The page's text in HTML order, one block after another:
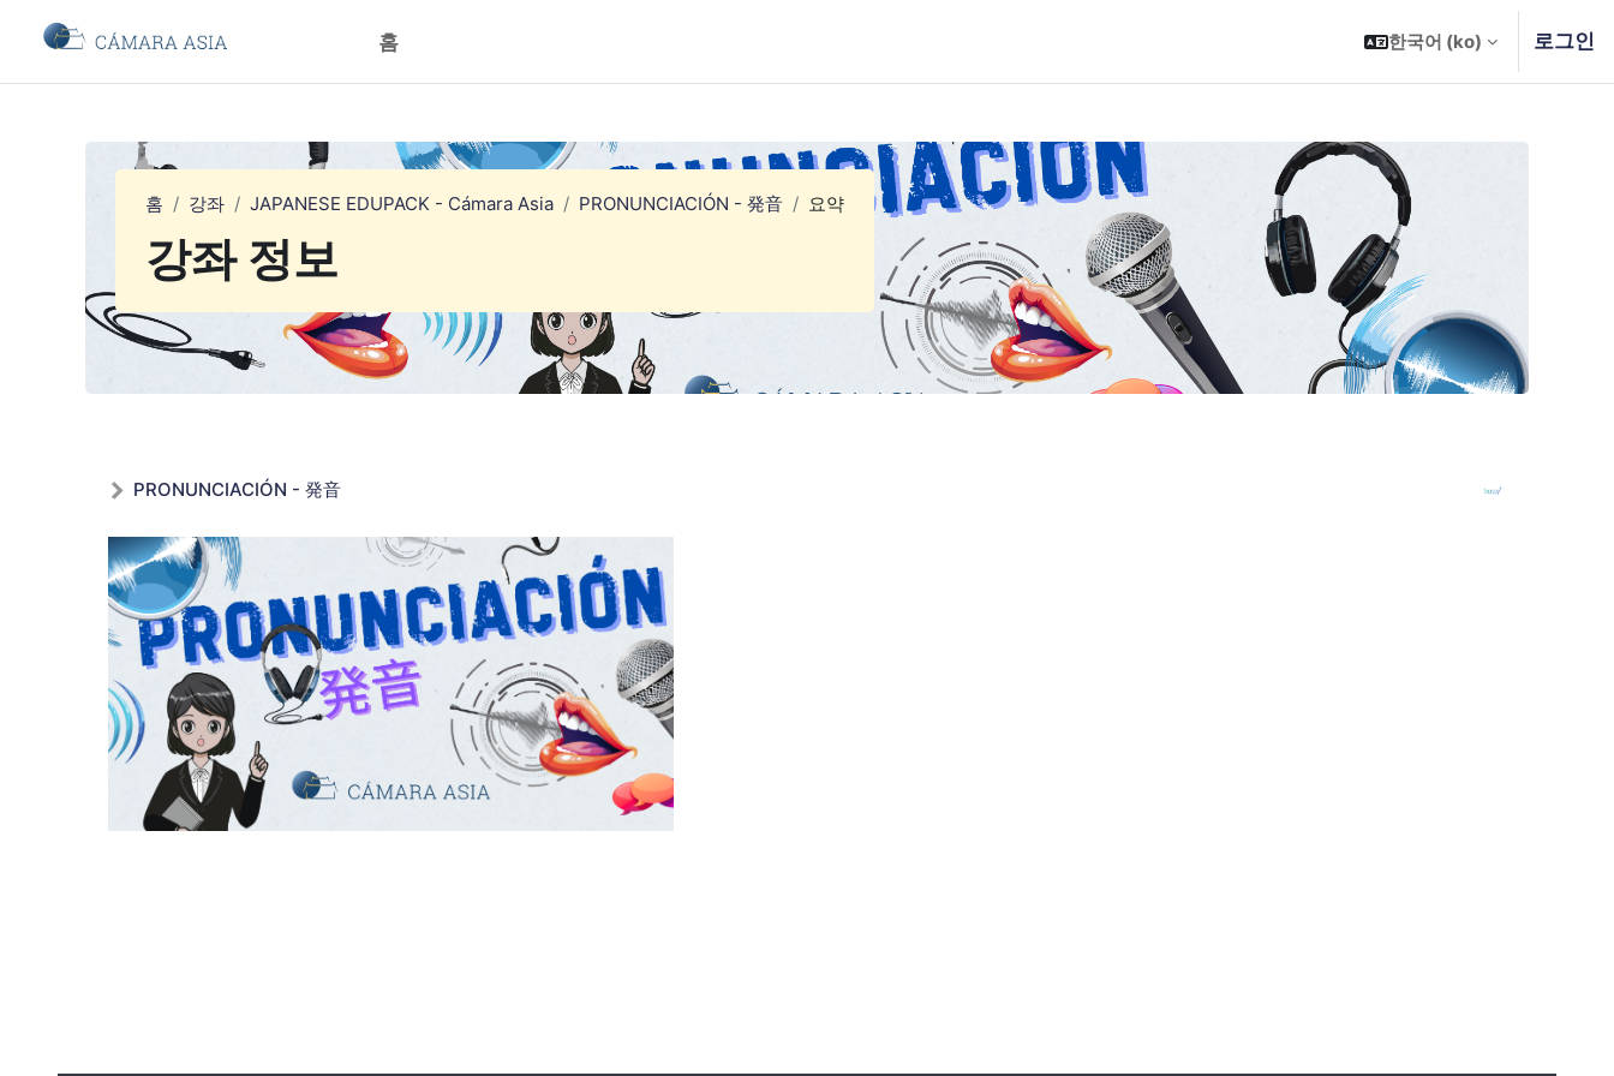
홈 한국어 ‎(ko)‎ 로그인
홈 강좌 JAPANESE EDUPACK - Cámara Asia PRONUNCIACIÓN - 発音 요약
강좌 정보
PRONUNCIACIÓN - 発音